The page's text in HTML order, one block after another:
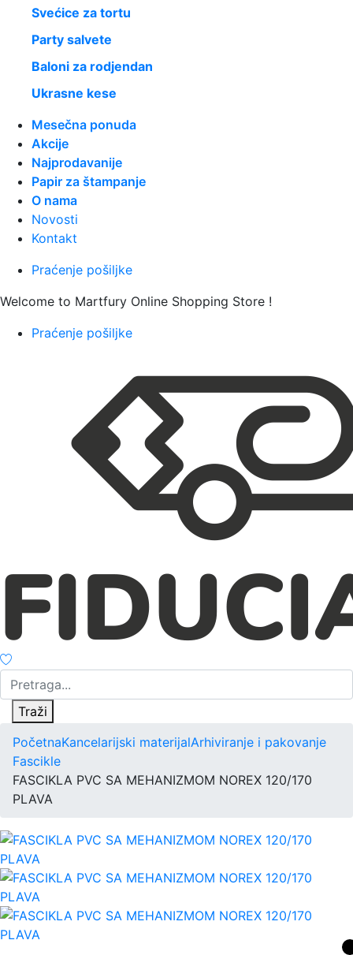
Svećice za tortu
Party salvete
Baloni za rodjendan
Ukrasne kese
Mesečna ponuda
Akcije
Najprodavanije
Papir za štampanje
O nama
Novosti
Kontakt
Praćenje pošiljke
Welcome to Martfury Online Shopping Store !
Praćenje pošiljke
Traži
PočetnaKancelarijski materijalArhiviranje i pakovanje
Fascikle
FASCIKLA PVC SA MEHANIZMOM NOREX 120/170
PLAVA